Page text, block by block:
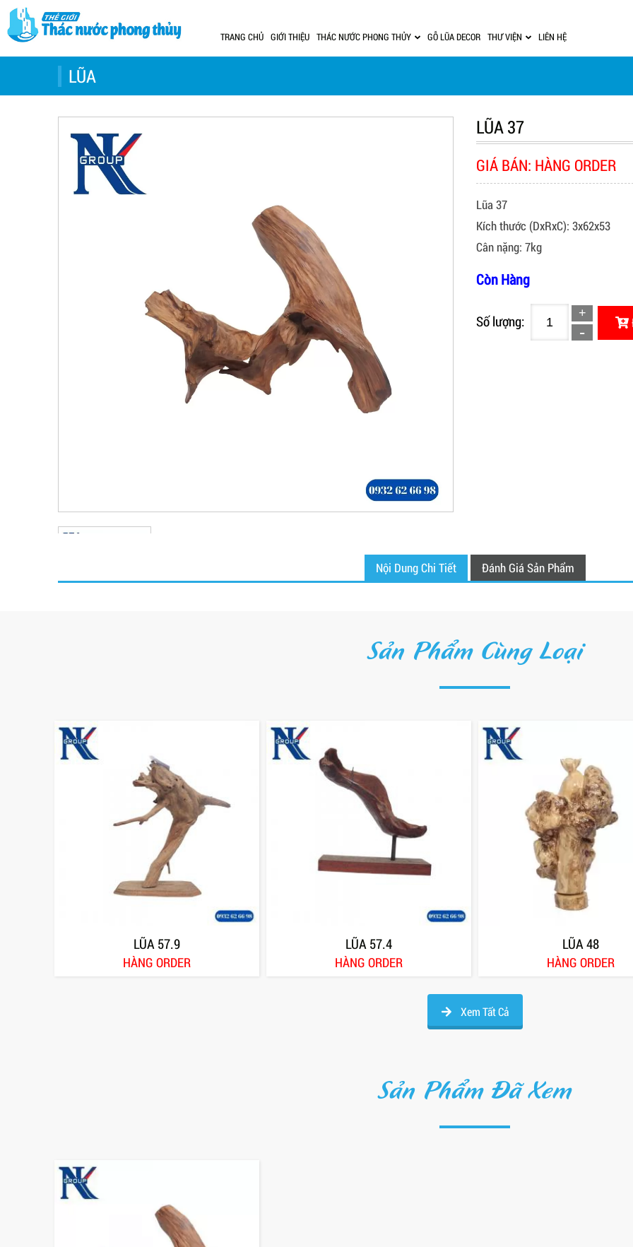
TRANG CHỦ GIỚI THIỆU THÁC NƯỚC PHONG THỦY GỖ LŨA DECOR THƯ VIỆN LIÊN HỆ
LŨA
LŨA 37
GIÁ BÁN: HÀNG ORDER
Lũa 37
Kích thước (DxRxC): 3x62x53
Cân nặng: 7kg
Còn Hàng
Số lượng:
Nội Dung Chi Tiết Đánh Giá Sản Phẩm
Sản Phẩm Cùng Loại
LŨA 57.9
HÀNG ORDER
LŨA 57.4
HÀNG ORDER
LŨA 48
HÀNG ORDER
Xem Tất Cả
Sản Phẩm Đã Xem